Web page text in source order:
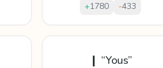
+1780 -433
❙ “Yous”